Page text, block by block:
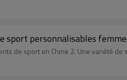
sport personnalisables
de sport en Chine 2. Une variété de